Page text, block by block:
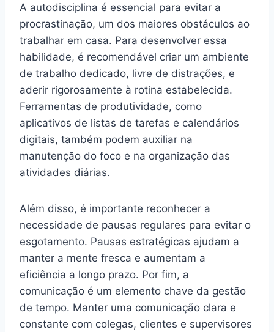
A autodisciplina é essencial para evitar a
procrastinação, um dos maiores obstáculos ao
trabalhar em casa. Para desenvolver essa
habilidade, é recomendável criar um ambiente
de trabalho dedicado, livre de distrações, e
aderir rigorosamente à rotina estabelecida.
Ferramentas de produtividade, como
aplicativos de listas de tarefas e calendários
digitais, também podem auxiliar na
manutenção do foco e na organização das
atividades diárias.
Além disso, é importante reconhecer a
necessidade de pausas regulares para evitar o
esgotamento. Pausas estratégicas ajudam a
manter a mente fresca e aumentam a
eficiência a longo prazo. Por fim, a
comunicação é um elemento chave da gestão
de tempo. Manter uma comunicação clara e
constante com colegas, clientes e supervisores